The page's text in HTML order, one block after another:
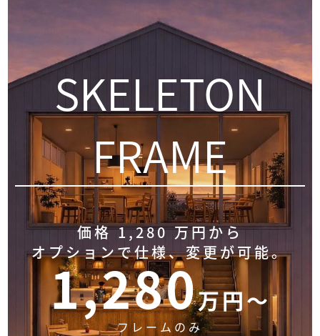
SKELETON
FRAME
価格 1,280 万円から
オプションで仕様、変更が可能。
1,280万円～
フレームのみ